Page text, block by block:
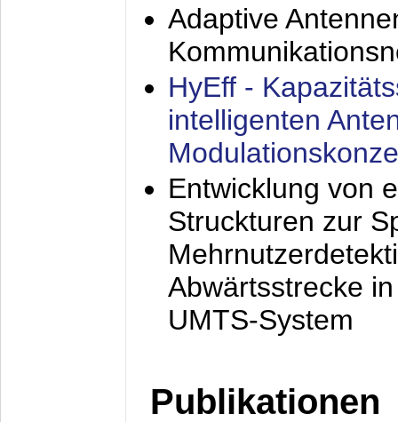
Adaptive
HyEff -
intelligenten
Entwicklung von
Struckturen zur
Abwärtsstrecke
UMTS-System
Publikationen